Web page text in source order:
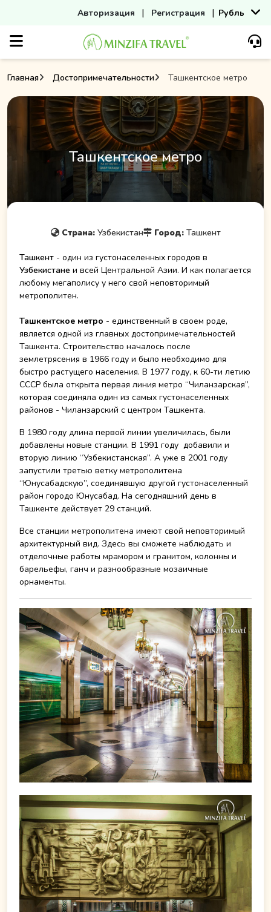
Авторизация | Регистрация | Рубль
Главная Достопримечательности Ташкентское метро
Ташкентское метро
Страна: Узбекистан Город: Ташкент
Ташкент - один из густонаселенных городов в
Узбекистане и всей Центральной Азии. И как полагается
любому мегаполису у него свой неповторимый
метрополитен.
Ташкентское метро - единственный в своем роде,
является одной из главных достопримечательностей
Ташкента. Строительство началось после
землетрясения в 1966 году и было необходимо для
быстро растущего населения. В 1977 году, к 60-ти летию
СССР была открыта первая линия метро “Чиланзарская”,
которая соединяла один из самых густонаселенных
районов - Чиланзарский с центром Ташкента.
В 1980 году длина первой линии увеличилась, были
добавлены новые станции. В 1991 году добавили и
вторую линию “Узбекистанская”. А уже в 2001 году
запустили третью ветку метрополитена
“Юнусабадскую”, соединявшую другой густонаселенный
район городо Юнусабад. На сегодняшний день в
Ташкенте действует 29 станций.
Все станции метрополитена имеют свой неповторимый
архитектурный вид. Здесь вы сможете наблюдать и
отделочные работы мрамором и гранитом, колонны и
барельефы, ганч и разнообразные мозаичные
орнаменты.